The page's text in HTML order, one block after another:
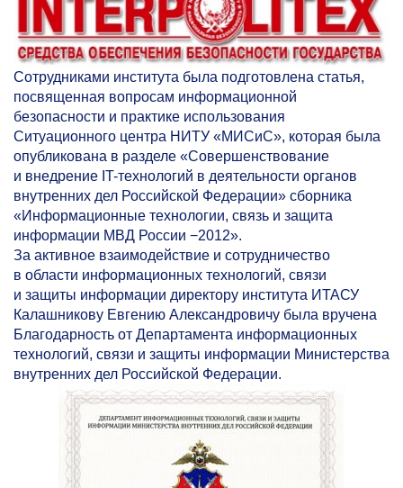
Сотрудниками института была подготовлена статья,
посвященная вопросам информационной
безопасности и практике использования
Ситуационного центра НИТУ «МИСиС», которая была
опубликована в разделе «Совершенствование
и внедрение IT-технологий в деятельности органов
внутренних дел Российской Федерации» сборника
«Информационные технологии, связь и защита
информации МВД России −2012».
За активное взаимодействие и сотрудничество
в области информационных технологий, связи
и защиты информации директору института ИТАСУ
Калашникову Евгению Александровичу была вручена
Благодарность от Департамента информационных
технологий, связи и защиты информации Министерства
внутренних дел Российской Федерации.